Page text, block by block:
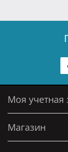
Моя учетная
Магазин